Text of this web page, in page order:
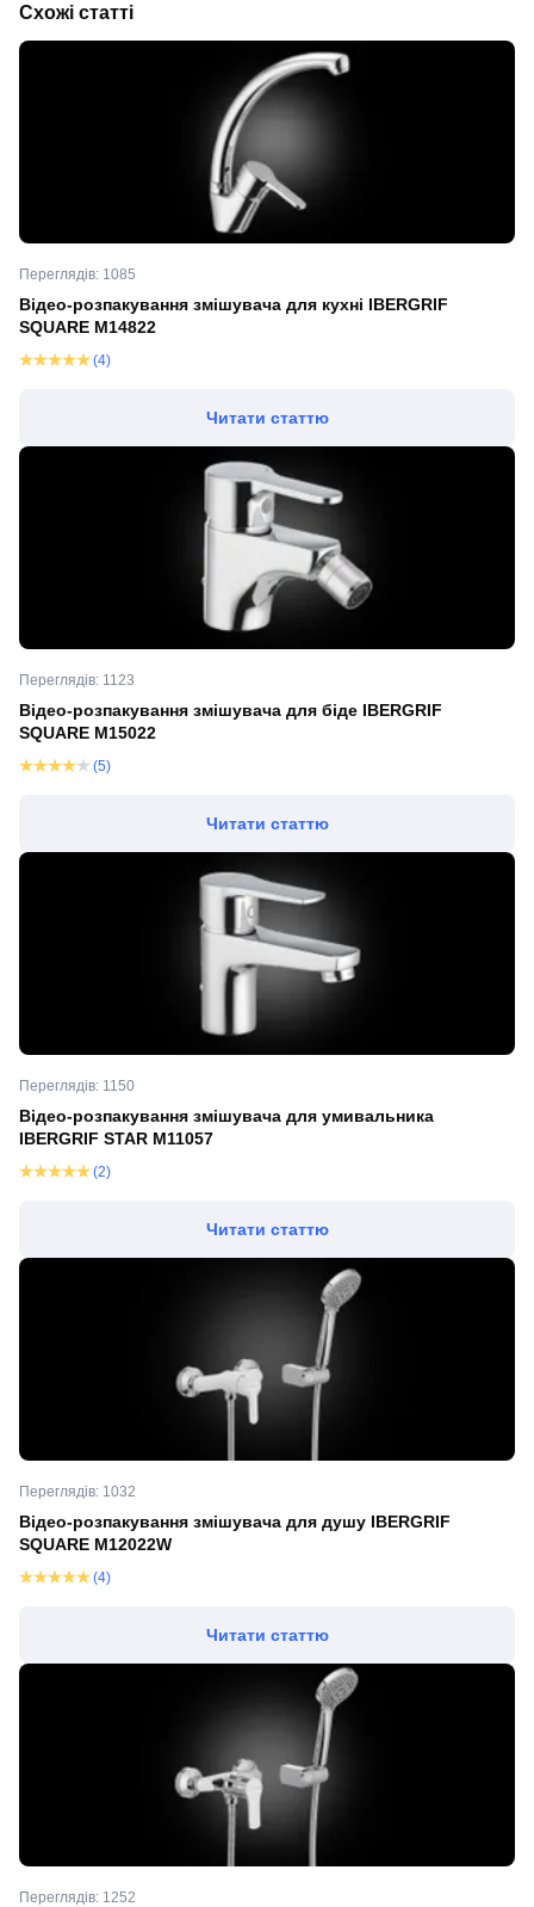
Схожі статті
Переглядів: 1085
Відео-розпакування змішувача для кухні IBERGRIF
SQUARE M14822
(4)
Читати статтю
Переглядів: 1123
Відео-розпакування змішувача для біде IBERGRIF
SQUARE M15022
(5)
Читати статтю
Переглядів: 1150
Відео-розпакування змішувача для умивальника
IBERGRIF STAR M11057
(2)
Читати статтю
Переглядів: 1032
Відео-розпакування змішувача для душу IBERGRIF
SQUARE M12022W
(4)
Читати статтю
Переглядів: 1252